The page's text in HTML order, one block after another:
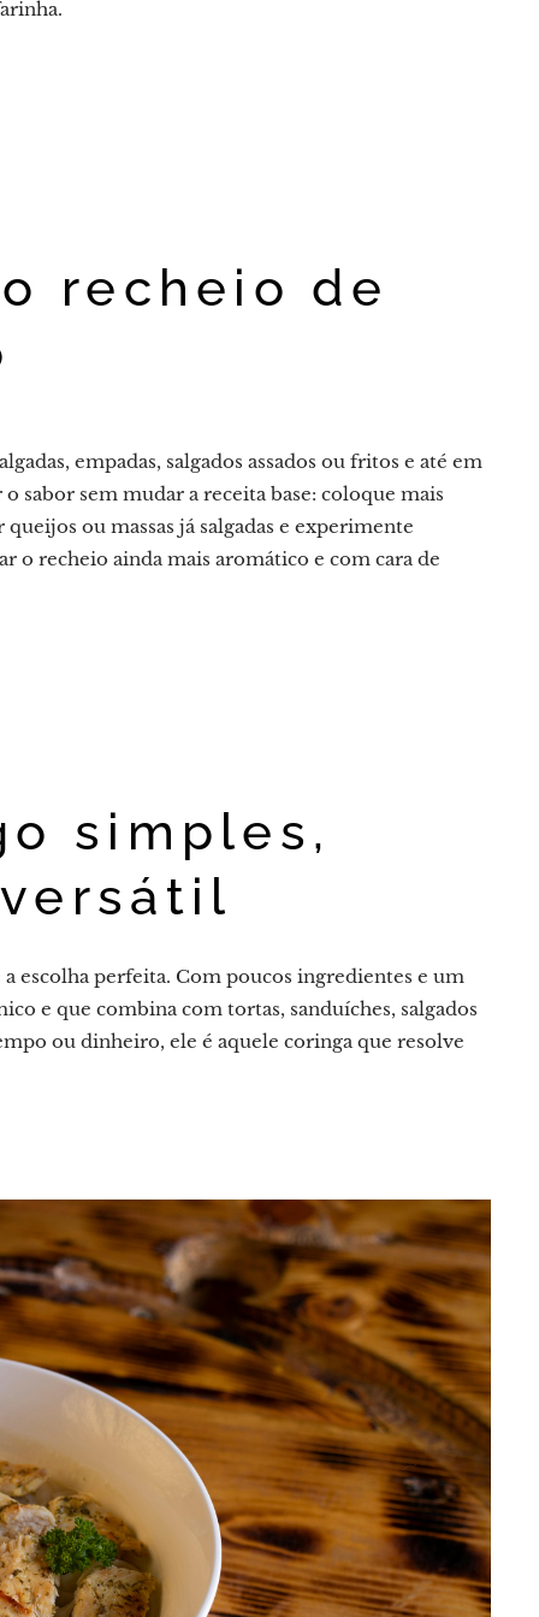
recheio de
empadas, salgados assados ou fritos e até em
sabor sem mudar a receita base: coloque mais
ou massas já salgadas e experimente
o recheio ainda mais aromático e com cara de
simples,
escolha perfeita. Com poucos ingredientes e um
e que combina com tortas, sanduíches, salgados
ou dinheiro, ele é aquele coringa que resolve